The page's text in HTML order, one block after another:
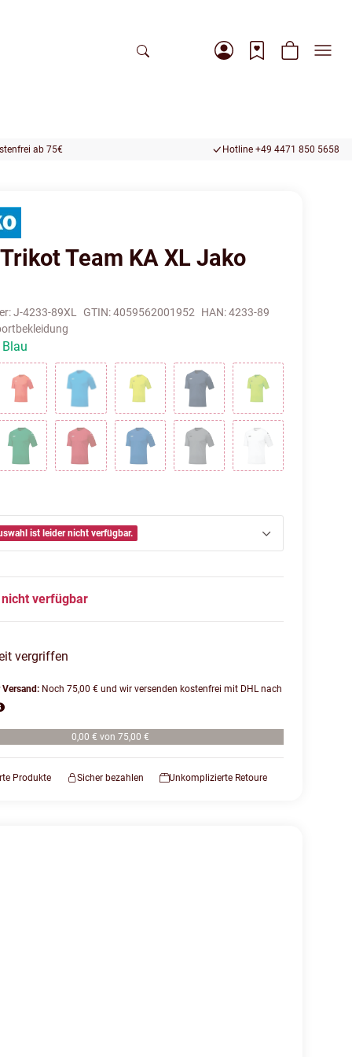
ab 75€ Hotline +49 4471 850 5658
Team KA XL Jako
J-4233-89XL GTIN:4059562001952 HAN:4233-89
Flame Jako Blau Lime Navy Neongrün
ist leider nicht verfügbar.
verfügbar
vergriffen
Noch 75,00 € und wir versenden kostenfrei mit DHL nach
0,00 € von 75,00 €
Produkte Sicher bezahlen Unkomplizierte Retoure